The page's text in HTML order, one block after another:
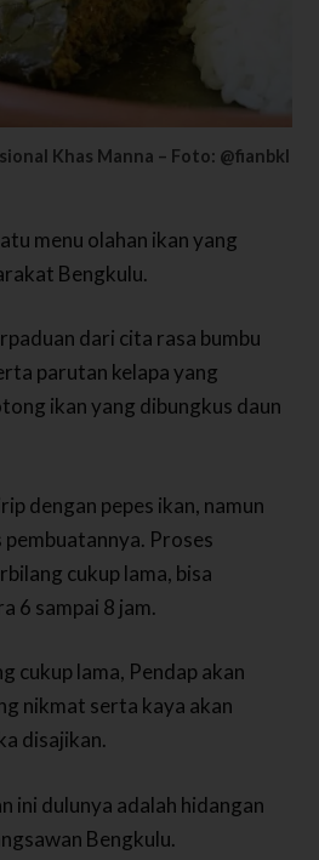
Khas Manna – Foto: @fianbkl
menu olahan ikan yang
Bengkulu.
dari cita rasa bumbu
parutan kelapa yang
ikan yang dibungkus daun
dengan pepes ikan, namun
Proses
cukup lama, bisa
6 sampai 8 jam.
cukup lama, Pendap akan
nikmat serta kaya akan
disajikan.
ini dulunya adalah hidangan
Bengkulu.